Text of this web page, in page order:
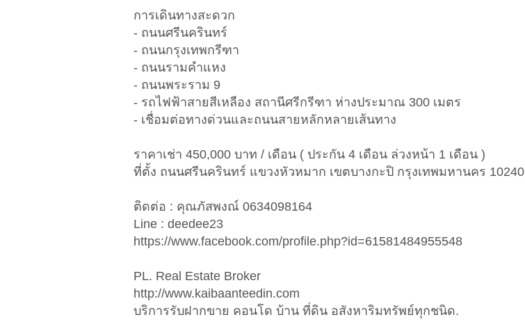
การเดินทางสะดวก
- ถนนศรีนครินทร์
- ถนนกรุงเทพกรีฑา
- ถนนรามคำแหง
- ถนนพระราม 9
- รถไฟฟ้าสายสีเหลือง สถานีศรีกรีฑา ห่างประมาณ 300 เมตร
- เชื่อมต่อทางด่วนและถนนสายหลักหลายเส้นทาง
ราคาเช่า 450,000 บาท / เดือน ( ประกัน 4 เดือน ล่วงหน้า 1 เดือน )
ที่ตั้ง ถนนศรีนครินทร์ แขวงหัวหมาก เขตบางกะปิ กรุงเทพมหานคร 10240
ติดต่อ : คุณภัสพงณ์ 0634098164
Line : deedee23
https://www.facebook.com/profile.php?id=61581484955548
PL. Real Estate Broker
http://www.kaibaanteedin.com
บริการรับฝากขาย คอนโด บ้าน ที่ดิน อสังหาริมทรัพย์ทุกชนิด.